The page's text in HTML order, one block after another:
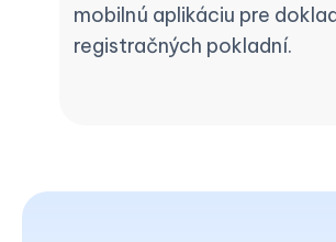
mobilnú aplikáciu pre
registračných pokladní.